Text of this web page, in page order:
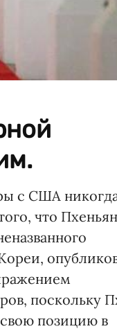
с США
что
поскольку
позицию в